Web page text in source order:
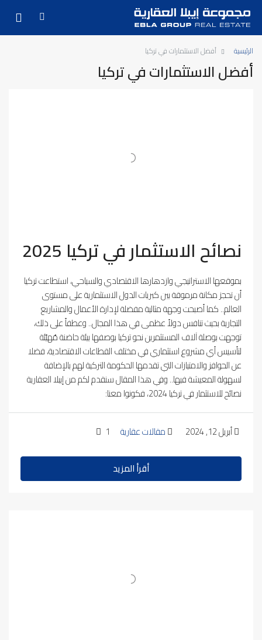
الرئيسية أفضل الاستثمارات في تركيا
أفضل الاستثمارات في تركيا
نصائح الاستثمار في تركيا 2025
بموقعها الاستراتيجي وازدهارها الاقتصادي والسياحي، استطاعت تركيا
أن تحجز مكانة مرموقة بين كبريات الدول الاستثمارية على مستوى
العالم.. كما أصبحت وجهة مثالية مفضلة لإدارة الأعمال والمشاريع
التجارية بحيث تنافس دولاً عظمى في هذا المجال.. وعطفاً على ذلك،
توجهت بوصلة آلاف المستثمرين نحو تركيا بوصفها بيئة حاضنة مُهيّئة
لتأسيس أي مشروع استثماري في مختلف القطاعات الاقتصادية، فضلا
عن الحوافز والامتيازات التي تقدمها الحكومة التركية لهم بالإضافة
لسهولة المعيشة فيها.. وفي هذا المقال سنقدم لكم من إيبلا العقارية
نصائح للاستثمار في تركيا 2024، فكونوا معنا:
أبريل 12, 2024 مقالات عقارية 1
أقرأ المزيد